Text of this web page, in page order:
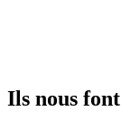
Ils nous